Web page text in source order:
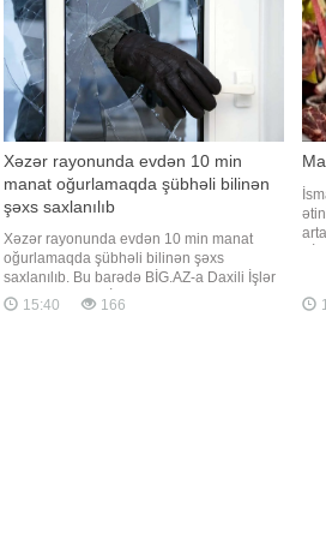
Xəzər rayonunda evdən 10 min
manat oğurlamaqda şübhəli bilinən
şəxs saxlanılıb
Xəzər rayonunda evdən 10 min manat
oğurlamaqda şübhəli bilinən şəxs
saxlanılıb. Bu barədə BİG.AZ-a Daxili İşlər
Nazirliyindən (DİN) məlumat verilib.
Bildirilib ki, zərərçəkmiş şəxs polisə
15:40 166